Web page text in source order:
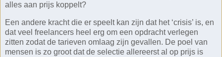
alles aan prijs koppelt?
Een andere kracht die er speelt kan zijn dat het ‘crisis’ is, en
dat veel freelancers heel erg om een opdracht verlegen
zitten zodat de tarieven omlaag zijn gevallen. De poel van
mensen is zo groot dat de selectie allereerst al op prijs is